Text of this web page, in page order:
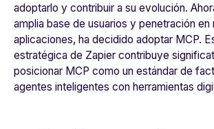
adoptarlo y contribuir a su evolución.
amplia base de usuarios y penetración en
aplicaciones, ha decidido adoptar MCP.
estratégica de Zapier contribuye
posicionar MCP como un estándar de
agentes inteligentes con herramientas